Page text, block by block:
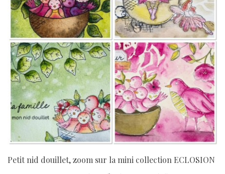
Petit nid douillet, zoom sur la mini collection ECLOSION